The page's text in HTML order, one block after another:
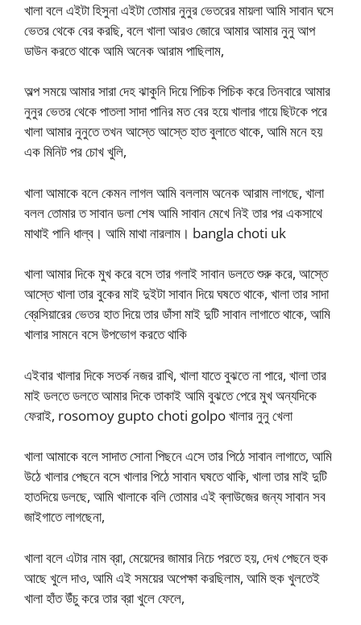
খালা বলে এইটা হিসুনা এইটা তোমার নুনুর ভেতরের মায়লা আমি সাবান ঘসে
ভেতর থেকে বের করছি, বলে খালা আরও জোরে আমার আমার নুনু আপ
ডাউন করতে থাকে আমি অনেক আরাম পাছিলাম,
অল্প সময়ে আমার সারা দেহ ঝাকুনি দিয়ে পিচিক পিচিক করে তিনবারে আমার
নুনুর ভেতর থেকে পাতলা সাদা পানির মত বের হয়ে খালার গায়ে ছিটকে পরে
খালা আমার নুনুতে তখন আস্তে আস্তে হাত বুলাতে থাকে, আমি মনে হয়
এক মিনিট পর চোখ খুলি,
খালা আমাকে বলে কেমন লাগল আমি বললাম অনেক আরাম লাগছে, খালা
বলল তোমার ত সাবান ডলা শেষ আমি সাবান মেখে নিই তার পর একসাথে
মাথাই পানি ধাল্ব। আমি মাথা নারলাম। bangla choti uk
খালা আমার দিকে মুখ করে বসে তার গলাই সাবান ডলতে শুরু করে, আস্তে
আস্তে খালা তার বুকের মাই দুইটা সাবান দিয়ে ঘষতে থাকে, খালা তার সাদা
ব্রেসিয়ারের ভেতর হাত দিয়ে তার ডাঁসা মাই দুটি সাবান লাগাতে থাকে, আমি
খালার সামনে বসে উপভোগ করতে থাকি
এইবার খালার দিকে সতর্ক নজর রাখি, খালা যাতে বুঝতে না পারে, খালা তার
মাই ডলতে ডলতে আমার দিকে তাকাই আমি বুঝতে পেরে মুখ অন্যদিকে
ফেরাই, rosomoy gupto choti golpo খালার নুনু খেলা
খালা আমাকে বলে সাদাত সোনা পিছনে এসে তার পিঠে সাবান লাগাতে, আমি
উঠে খালার পেছনে বসে খালার পিঠে সাবান ঘষতে থাকি, খালা তার মাই দুটি
হাতদিয়ে ডলছে, আমি খালাকে বলি তোমার এই ব্লাউজের জন্য সাবান সব
জাইগাতে লাগছেনা,
খালা বলে এটার নাম ব্রা, মেয়েদের জামার নিচে পরতে হয়, দেখ পেছনে হুক
আছে খুলে দাও, আমি এই সময়ের অপেক্ষা করছিলাম, আমি হুক খুলতেই
খালা হাঁত উঁচু করে তার ব্রা খুলে ফেলে,